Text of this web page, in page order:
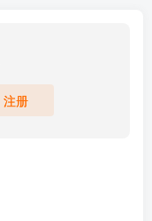
注册